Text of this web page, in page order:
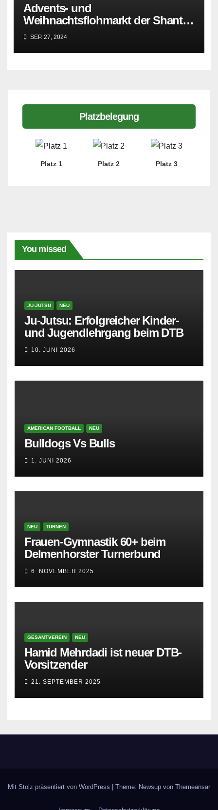
Advents- und
Weihnachtsflohmarkt der Shanty
Singers
SEP. 27, 2024
Platzbelegung
Platz 1 Platz 2 Platz 3
You missed
JU-JUTSU NEU
Ju-Jutsu: Erfolgreicher Kinder-
und Jugendlehrgang beim DTB
10. JUNI 2026
AMERICAN FOOTBALL NEU
Bulldogs Vs Bulls
1. JUNI 2026
NEU TURNEN
Frauen-Gymnastik 60+ beim
Delmenhorster Turnerbund
6. NOVEMBER 2025
GESAMTVEREIN NEU
Hamid Mehrdadi ist neuer DTB-
Vorsitzender
21. SEPTEMBER 2025
Mit Stolz präsentiert von WordPress | Theme: Newsup von Themeansar